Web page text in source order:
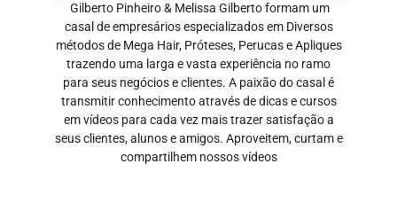
Gilberto Pinheiro & Melissa Gilberto formam um
casal de empresários especializados em Diversos
métodos de Mega Hair, Próteses, Perucas e Apliques
trazendo uma larga e vasta experiência no ramo
para seus negócios e clientes. A paixão do casal é
transmitir conhecimento através de dicas e cursos
em vídeos para cada vez mais trazer satisfação a
seus clientes, alunos e amigos. Aproveitem, curtam e
compartilhem nossos vídeos